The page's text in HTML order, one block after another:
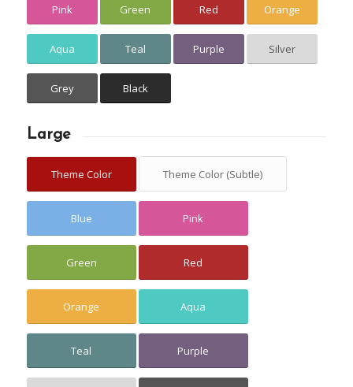
Pink Green Red Orange
Aqua Teal Purple Silver
Grey Black
Large
Theme Color Theme Color (Subtle)
Blue Pink
Green Red
Orange Aqua
Teal Purple